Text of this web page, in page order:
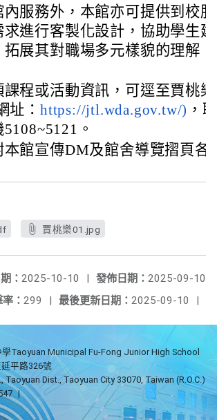
內服務外，本館亦可提供到校
求進行客製化設計， 協助學生
拓展其對職場多元樣貌的理解，
課程或活動資訊，可逕至賈桃
址：https://jtl.wda.gov.tw/) ，
。
本館宣傳DM及館舍導覽摺頁各
賈桃樂01.jpg
發佈日期： 2025-09-10
： 2025-10-10
|
最後更新日期： 2025-09-10 |
： 299 |
Taoyuan Municipal Fu-Fong Junior High School
平路326號
Taoyuan Dist., Taoyuan City 33070, Taiwan (R.O.C.)
|